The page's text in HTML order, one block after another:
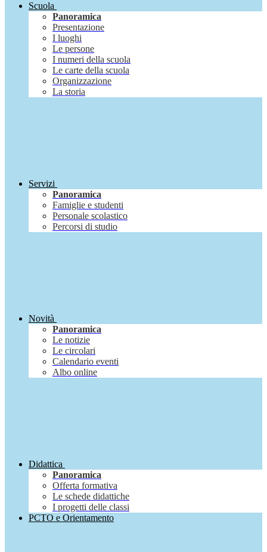
Scuola
Panoramica
Presentazione
I luoghi
Le persone
I numeri della scuola
Le carte della scuola
Organizzazione
La storia
Servizi
Panoramica
Famiglie e studenti
Personale scolastico
Percorsi di studio
Novità
Panoramica
Le notizie
Le circolari
Calendario eventi
Albo online
Didattica
Panoramica
Offerta formativa
Le schede didattiche
I progetti delle classi
PCTO e Orientamento